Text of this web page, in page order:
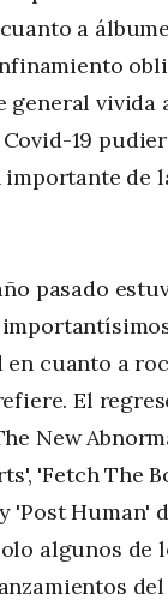
a
vivida
19
importante de
pasado
en cuanto a
El
New
'Fetch The
'Post Human'
algunos de